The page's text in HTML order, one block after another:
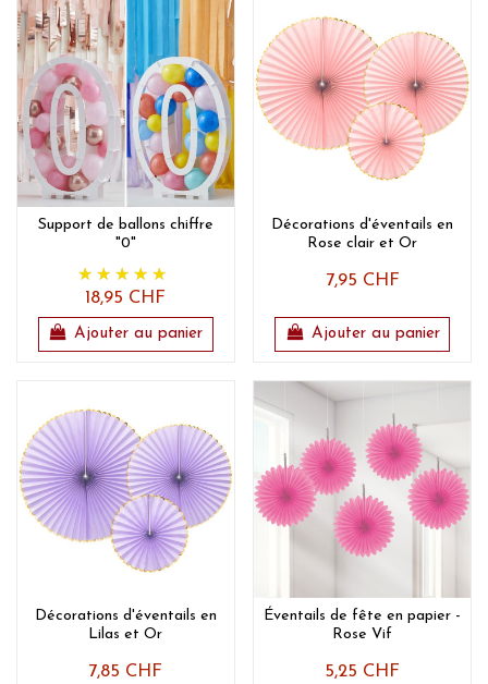
Support de ballons chiffre
"0"
18,95 CHF
Ajouter au panier
Décorations d'éventails en
Rose clair et Or
7,95 CHF
Ajouter au panier
Décorations d'éventails en
Lilas et Or
7,85 CHF
Éventails de fête en papier -
Rose Vif
5,25 CHF